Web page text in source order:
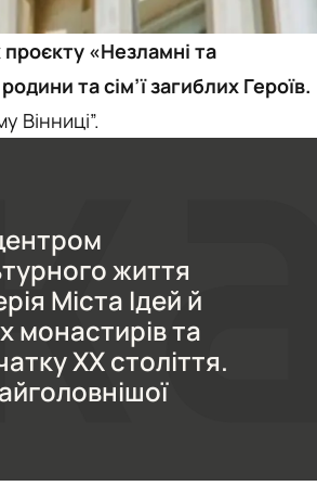
проєкту «Незламні та
та сім’ї загиблих Героїв.
Вінниці”.
життя
Міста Ідей й
монастирів та
ХХ століття.